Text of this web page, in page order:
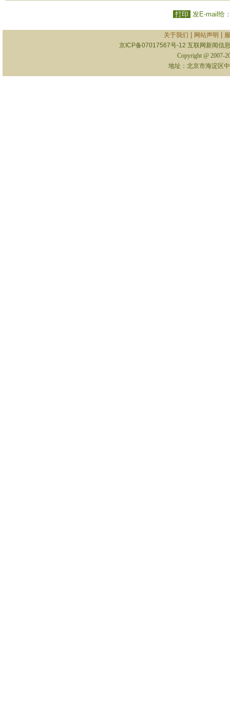
打印 发E-mail给
关于我们 网站声明
京ICP备07017567号-12 互联网新闻信
Copyright @ 2007-
地址：北京市海淀区